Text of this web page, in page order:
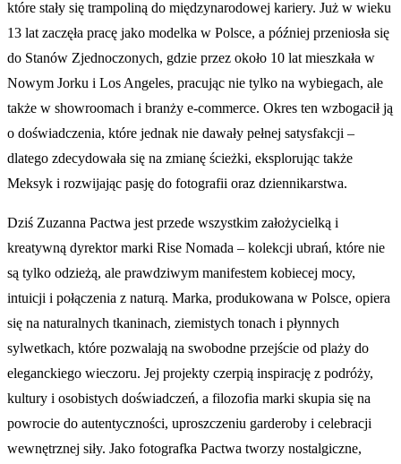
które stały się trampoliną do międzynarodowej kariery. Już w wieku
13 lat zaczęła pracę jako modelka w Polsce, a później przeniosła się
do Stanów Zjednoczonych, gdzie przez około 10 lat mieszkała w
Nowym Jorku i Los Angeles, pracując nie tylko na wybiegach, ale
także w showroomach i branży e-commerce. Okres ten wzbogacił ją
o doświadczenia, które jednak nie dawały pełnej satysfakcji –
dlatego zdecydowała się na zmianę ścieżki, eksplorując także
Meksyk i rozwijając pasję do fotografii oraz dziennikarstwa.
Dziś Zuzanna Pactwa jest przede wszystkim założycielką i
kreatywną dyrektor marki Rise Nomada – kolekcji ubrań, które nie
są tylko odzieżą, ale prawdziwym manifestem kobiecej mocy,
intuicji i połączenia z naturą. Marka, produkowana w Polsce, opiera
się na naturalnych tkaninach, ziemistych tonach i płynnych
sylwetkach, które pozwalają na swobodne przejście od plaży do
eleganckiego wieczoru. Jej projekty czerpią inspirację z podróży,
kultury i osobistych doświadczeń, a filozofia marki skupia się na
powrocie do autentyczności, uproszczeniu garderoby i celebracji
wewnętrznej siły. Jako fotografka Pactwa tworzy nostalgiczne,